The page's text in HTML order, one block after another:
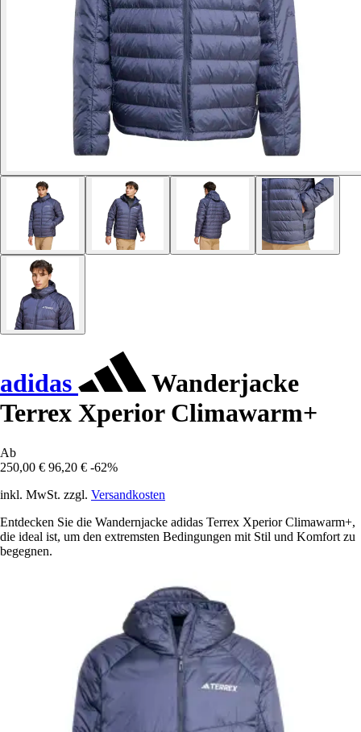
adidas
Wanderjacke
Terrex Xperior Climawarm+
Ab
250,00 € 96,20 € -62%
inkl. MwSt. zzgl. Versandkosten
Entdecken Sie die Wandernjacke adidas Terrex Xperior Climawarm+,
die ideal ist, um den extremsten Bedingungen mit Stil und Komfort zu
begegnen.